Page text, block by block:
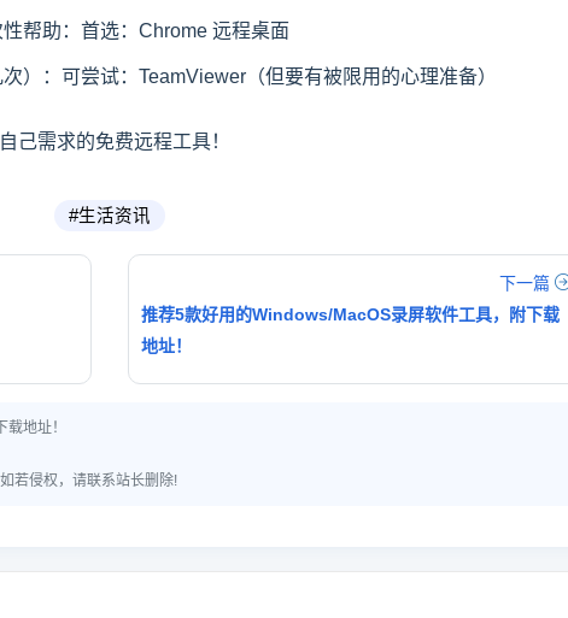
帮助：首选：Chrome 远程桌面
）：可尝试：TeamViewer（但要有被限用的心理准备）
己需求的免费远程工具！
#生活资讯
下一篇
推荐5款好用的Windows/MacOS录屏软件工具，附下载
地址！
地址！
若侵权，请联系站长删除!